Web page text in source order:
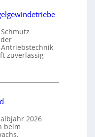
zuverlässig
2026
beim